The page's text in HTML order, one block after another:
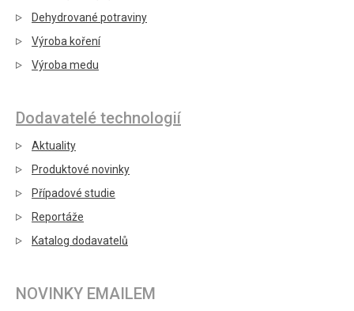
Dehydrované potraviny
Výroba koření
Výroba medu
Dodavatelé technologií
Aktuality
Produktové novinky
Případové studie
Reportáže
Katalog dodavatelů
NOVINKY EMAILEM